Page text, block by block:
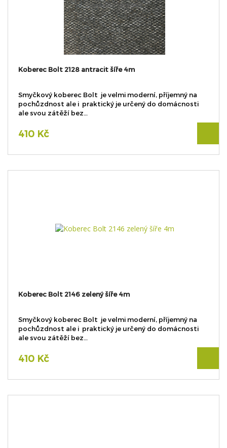
Koberec Bolt 2128 antracit šíře 4m
Smyčkový koberec Bolt je velmi moderní, příjemný na
pochůzdnost ale i praktický je určený do domácnosti
ale svou zátěží bez…
410 Kč
Koberec Bolt 2146 zelený šíře 4m
Smyčkový koberec Bolt je velmi moderní, příjemný na
pochůzdnost ale i praktický je určený do domácnosti
ale svou zátěží bez…
410 Kč